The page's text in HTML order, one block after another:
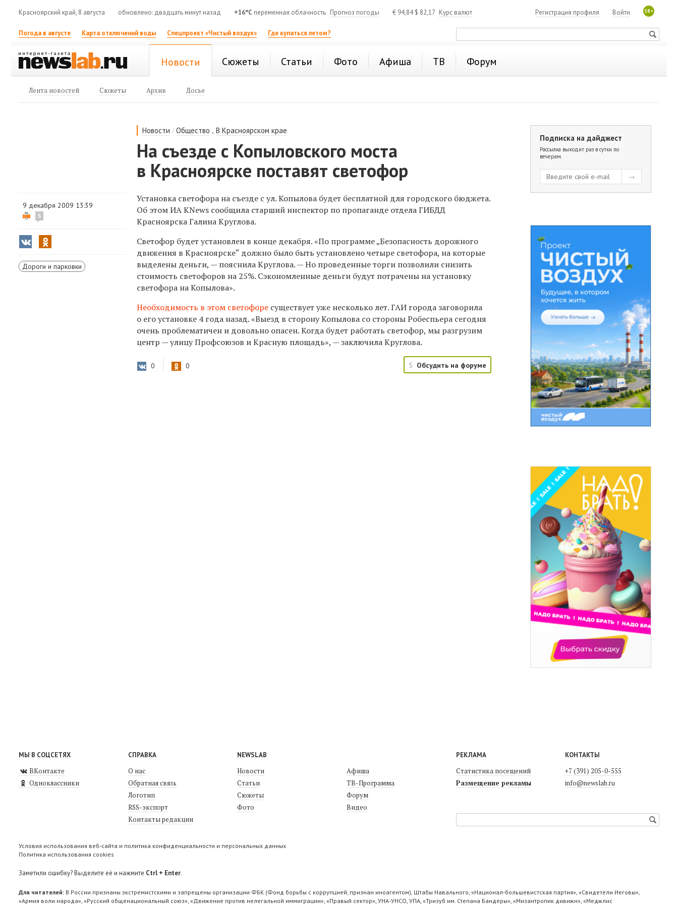
Красноярский край, 8 августа обновлено: двадцать минут назад +16°C переменная облачность Прогноз погоды € 94,84$ 82,17 Курс валют 18+
Войти
Регистрация профиля
Погода в августе Карта отключений воды Спецпроект «Чистый воздух» Где купаться летом?
Новости Сюжеты Статьи Фото Афиша ТВ Форум
Лента новостей Сюжеты Архив Досье
Новости /Общество ,В Красноярском крае
На съезде с Копыловского моста
в Красноярске поставят светофор
9 декабря 2009 13:39
5
Дороги и парковки
Установка светофора на съезде с ул. Копылова будет бесплатной для городского бюджета.
Об этом ИА KNews сообщила старший инспектор по пропаганде отдела ГИБДД
Красноярска Галина Круглова.
Светофор будет установлен в конце декабря. «По программе „Безопасность дорожного
движения в Красноярске“ должно было быть установлено четыре светофора, на которые
выделены деньги, — пояснила Круглова. — Но проведенные торги позволили снизить
стоимость светофоров на 25%. Сэкономленные деньги будут потрачены на установку
светофора на Копылова».
Необходимость в этом светофоре существует уже несколько лет. ГАИ города заговорила
о его установке 4 года назад. «Выезд в сторону Копылова со стороны Робеспьера сегодня
очень проблематичен и довольно опасен. Когда будет работать светофор, мы разгрузим
центр — улицу Профсоюзов и Красную площадь», — заключила Круглова.
0 0 5 Обсудить на форуме
Подписка на дайджест
Рассылка выходит раз в сутки по
вечерам.
МЫ В СОЦСЕТЯХ
ВКонтакте
Одноклассники
СПРАВКА
О нас
Обратная связь
Логотип
RSS-экспорт
Контакты редакции
NEWSLAB
Новости
Статьи
Сюжеты
Фото
Афиша
ТВ-Программа
Форум
Видео
РЕКЛАМА
Статистика посещений
Размещение рекламы
КОНТАКТЫ
+7 (391) 205-0-555
info@newslab.ru
Условия использования веб-сайта и политика конфиденциальности и персональных данных
Политика использования cookies
Заметили ошибку? Выделите её и нажмите Ctrl + Enter.
Для читателей: В России признаны экстремистскими и запрещены организации ФБК (Фонд борьбы с коррупцией, признан иноагентом), Штабы Навального, «Национал-большевистская партия», «Свидетели Иеговы»,
«Армия воли народа», «Русский общенациональный союз», «Движение против нелегальной иммиграции», «Правый сектор», УНА-УНСО, УПА, «Тризуб им. Степана Бандеры», «Мизантропик дивижн», «Меджлис